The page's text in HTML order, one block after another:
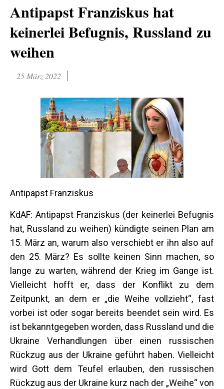
Antipapst Franziskus hat
keinerlei Befugnis, Russland zu
weihen
25 März 2022
Antipapst Franziskus
KdAF: Antipapst Franziskus (der keinerlei Befugnis
hat, Russland zu weihen) kündigte seinen Plan am
15. März an, warum also verschiebt er ihn also auf
den 25. März? Es sollte keinen Sinn machen, so
lange zu warten, während der Krieg im Gange ist.
Vielleicht hofft er, dass der Konflikt zu dem
Zeitpunkt, an dem er „die Weihe vollzieht“, fast
vorbei ist oder sogar bereits beendet sein wird. Es
ist bekanntgegeben worden, dass Russland und die
Ukraine Verhandlungen über einen russischen
Rückzug aus der Ukraine geführt haben. Vielleicht
wird Gott dem Teufel erlauben, den russischen
Rückzug aus der Ukraine kurz nach der „Weihe“ von